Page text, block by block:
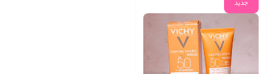
جدید